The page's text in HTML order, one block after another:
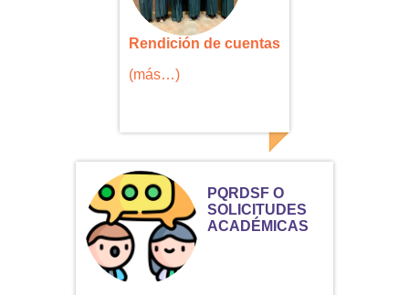
Rendición de cuentas
(más…)
PQRDSF O
SOLICITUDES
ACADÉMICAS